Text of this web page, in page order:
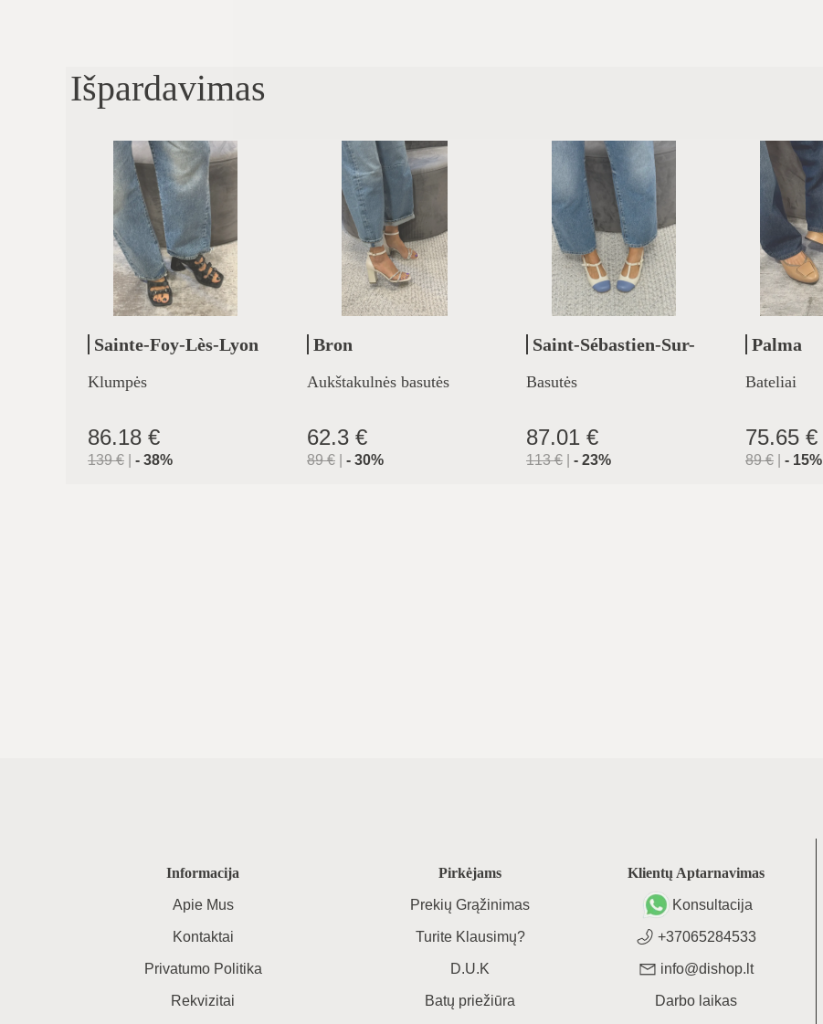
Išpardavimas
Sainte-Foy-Lès-Lyon
Klumpės
86.18 €
139€ - 38%
Bron
Aukštakulnės basutės
62.3 €
89€ - 30%
Saint-Sébastien-Sur-
Basutės
87.01 €
113€ - 23%
Palma
Bateliai
75.65 €
89€ - 15%
Informacija
Apie Mus
Kontaktai
Privatumo Politika
Rekvizitai
Pirkėjams
Prekių Grąžinimas
Turite Klausimų?
D.U.K
Batų priežiūra
Klientų Aptarnavimas
Konsultacija
+37065284533
info@dishop.lt
Darbo laikas